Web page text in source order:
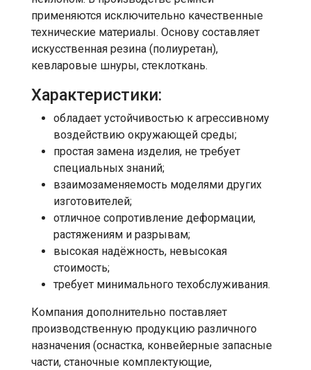
применяются исключительно качественные
технические материалы. Основу составляет
искусственная резина (полиуретан),
кевларовые шнуры, стеклоткань.
Характеристики:
обладает устойчивостью к агрессивному
воздействию окружающей среды;
простая замена изделия, не требует
специальных знаний;
взаимозаменяемость моделями других
изготовителей;
отличное сопротивление деформации,
растяжениям и разрывам;
высокая надёжность, невысокая
стоимость;
требует минимального техобслуживания.
Компания дополнительно поставляет
производственную продукцию различного
назначения (оснастка, конвейерные запасные
части, станочные комплектующие,